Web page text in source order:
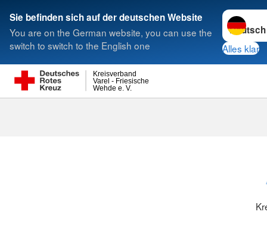
Sie befinden sich auf der deutschen Website
You are on the German website, you can use the
switch to switch to the English one
Sprache
Alles klar
Wehde e. V.
Varel - Friesische
Kreisverband
Suche